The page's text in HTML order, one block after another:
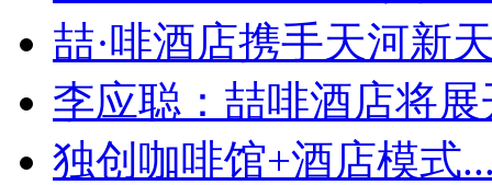
喆·啡酒店携手天河新
李应聪：喆啡酒店将展
独创咖啡馆+酒店模式